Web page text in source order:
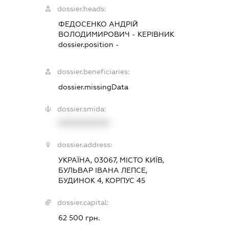
dossier.heads:
ФЕДОСЕНКО АНДРІЙ
ВОЛОДИМИРОВИЧ - КЕРІВНИК
dossier.position -
dossier.beneficiaries:
dossier.missingData
dossier.smida:
dossier.address:
УКРАЇНА, 03067, МІСТО КИЇВ,
БУЛЬВАР ІВАНА ЛЕПСЕ,
БУДИНОК 4, КОРПУС 45
dossier.capital:
62 500 грн.